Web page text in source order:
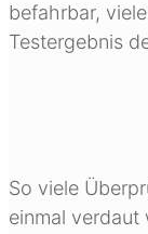
befahrbar,
Testergebnis
So viele
einmal verdaut